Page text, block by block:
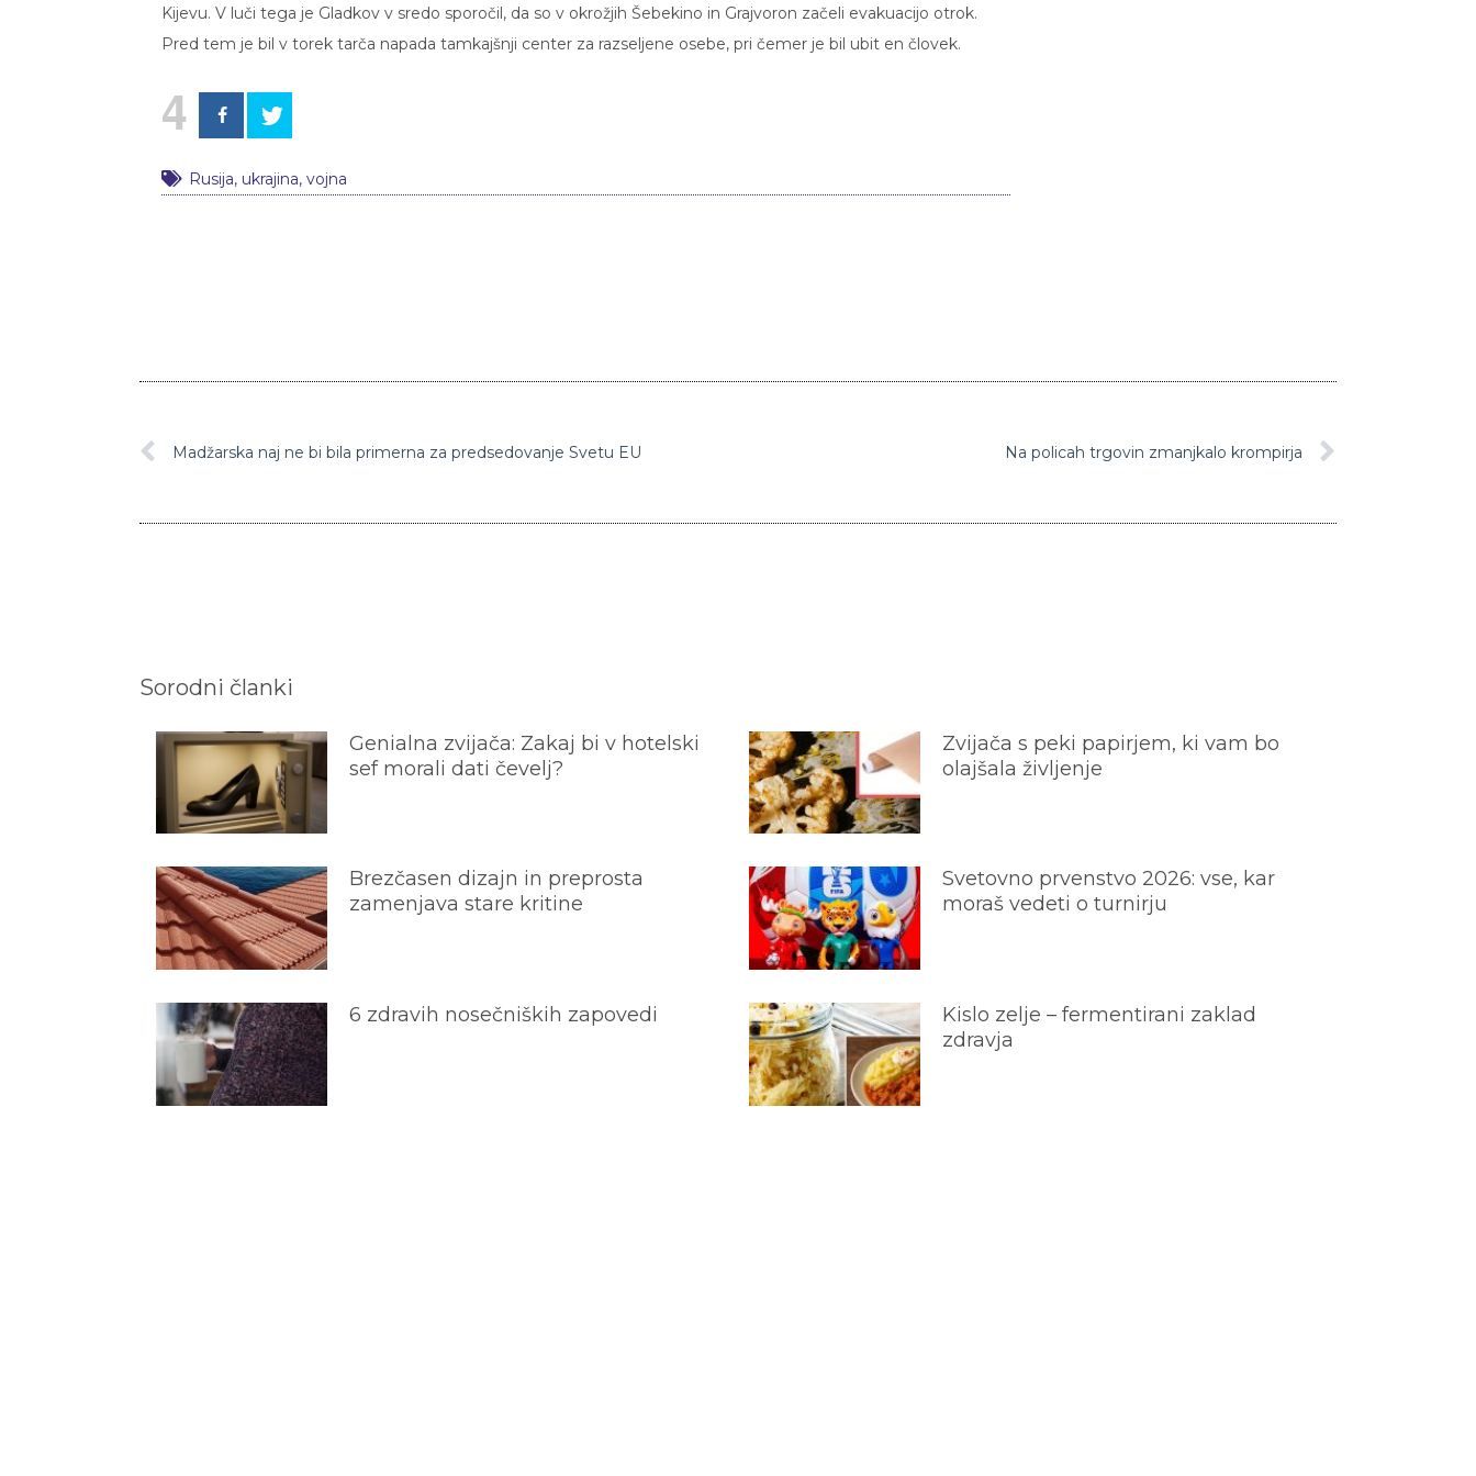
Kijevu. V luči tega je Gladkov v sredo sporočil, da so v okrožjih Šebekino in Grajvoron začeli evakuacijo otrok.
Pred tem je bil v torek tarča napada tamkajšnji center za razseljene osebe, pri čemer je bil ubit en človek.
4
Rusija, ukrajina, vojna
Madžarska naj ne bi bila primerna za predsedovanje Svetu EU Na policah trgovin zmanjkalo krompirja
Sorodni članki
Genialna zvijača: Zakaj bi v hotelski
sef morali dati čevelj?
Zvijača s peki papirjem, ki vam bo
olajšala življenje
Brezčasen dizajn in preprosta
zamenjava stare kritine
Svetovno prvenstvo 2026: vse, kar
moraš vedeti o turnirju
6 zdravih nosečniških zapovedi
Kislo zelje – fermentirani zaklad
zdravja